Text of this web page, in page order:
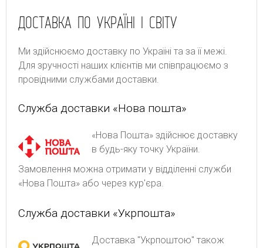
ДОСТАВКА ПО УКРАЇНІ І СВІТУ
Ми здійснюємо доставку по Україні та за її межі.
Для зручності наших клієнтів ми співпрацюємо з
провідними службами доставки.
Служба доставки «Нова пошта»
«Нова Пошта» здійснює доставку
в будь-яку точку України.
Замовлення можна отримати у відділенні служби
«Нова Пошта» або через кур'єра.
Служба доставки «Укрпошта»
Доставка "Укрпоштою" також